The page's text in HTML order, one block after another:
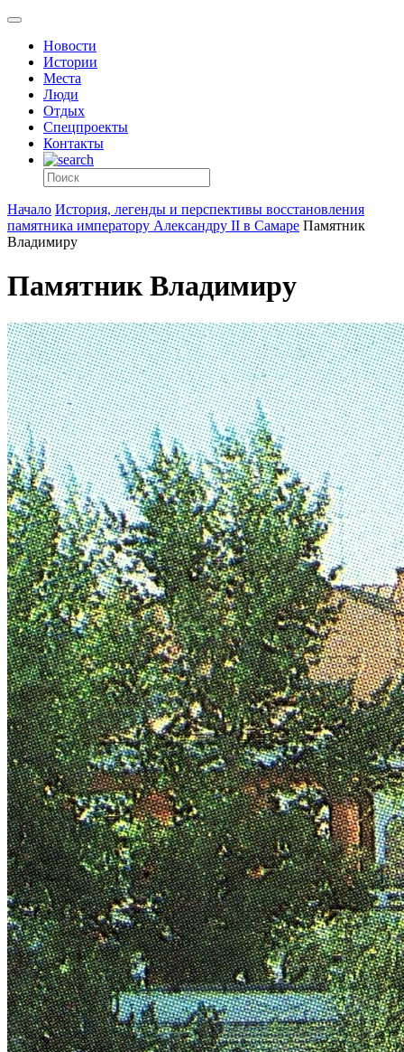
Новости
Истории
Места
Люди
Отдых
Спецпроекты
Контакты
Начало История, легенды и перспективы восстановления
памятника императору Александру II в Самаре Памятник
Владимиру
Памятник Владимиру